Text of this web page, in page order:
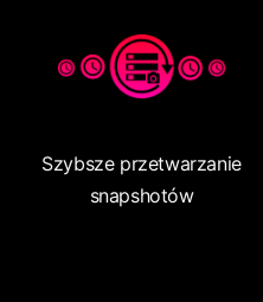
Szybsze przetwarzanie
snapshotów